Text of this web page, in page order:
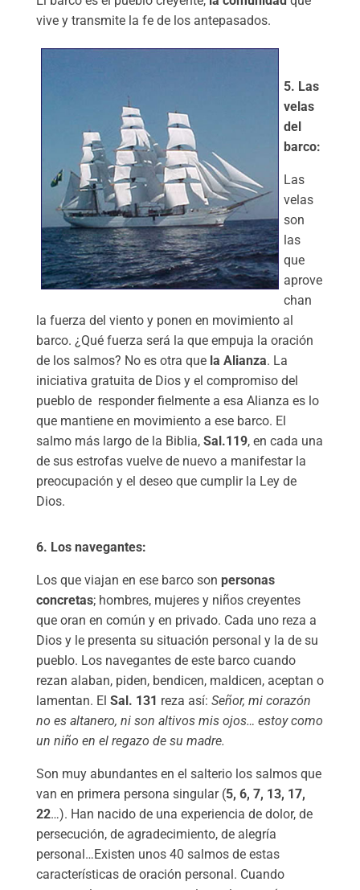
vive y transmite la fe de los antepasados.
5. Las
velas
del
barco:
Las
velas
son
las
que
aprove
chan
la fuerza del viento y ponen en movimiento al
barco. ¿Qué fuerza será la que empuja la oración
de los salmos? No es otra que la Alianza. La
iniciativa gratuita de Dios y el compromiso del
pueblo de responder fielmente a esa Alianza es lo
que mantiene en movimiento a ese barco. El
salmo más largo de la Biblia, Sal.119, en cada una
de sus estrofas vuelve de nuevo a manifestar la
preocupación y el deseo que cumplir la Ley de
Dios.
6. Los navegantes:
Los que viajan en ese barco son personas
concretas; hombres, mujeres y niños creyentes
que oran en común y en privado. Cada uno reza a
Dios y le presenta su situación personal y la de su
pueblo. Los navegantes de este barco cuando
rezan alaban, piden, bendicen, maldicen, aceptan o
lamentan. El Sal. 131 reza así: Señor, mi corazón
no es altanero, ni son altivos mis ojos… estoy como
un niño en el regazo de su madre.
Son muy abundantes en el salterio los salmos que
van en primera persona singular (5, 6, 7, 13, 17,
22…). Han nacido de una experiencia de dolor, de
persecución, de agradecimiento, de alegría
personal…Existen unos 40 salmos de estas
características de oración personal. Cuando